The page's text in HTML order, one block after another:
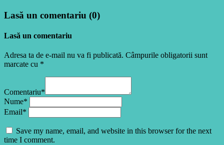
Lasă un comentariu (0)
Lasă un comentariu
Adresa ta de e-mail nu va fi publicată. Câmpurile obligatorii sunt
marcate cu *
Comentariu*
Nume*
Email*
Save my name, email, and website in this browser for the next
time I comment.